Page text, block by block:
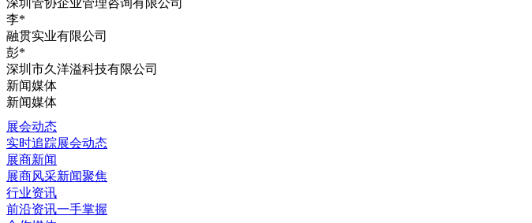
深圳管协企业管理咨询有限公司
李*
融贯实业有限公司
彭*
深圳市久洋溢科技有限公司
新闻媒体
新闻媒体
展会动态
实时追踪展会动态
展商新闻
展商风采新闻聚焦
行业资讯
前沿资讯一手掌握